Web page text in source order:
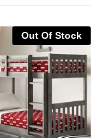
Out Of Stock